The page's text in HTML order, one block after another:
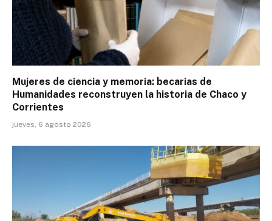
Mujeres de ciencia y memoria: becarias de
Humanidades reconstruyen la historia de Chaco y
Corrientes
jueves, 6 agosto 2026